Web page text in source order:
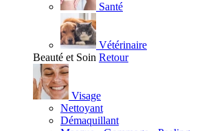
Santé
Vétérinaire
Beauté et Soin Retour
Visage
Nettoyant
Démaquillant